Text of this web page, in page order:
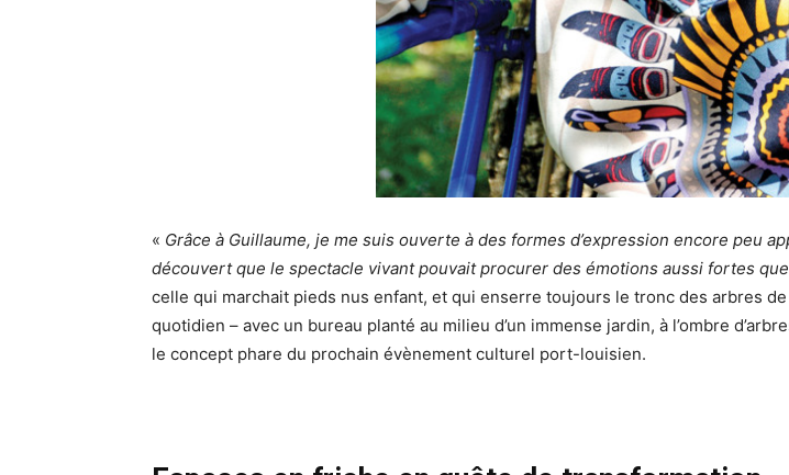
« Grâce à Guillaume, je me suis ouverte à des formes d’expression encore peu
découvert que le spectacle vivant pouvait procurer des émotions aussi fortes
celle qui marchait pieds nus enfant, et qui enserre toujours le tronc des arbres
quotidien – avec un bureau planté au milieu d’un immense jardin, à l’ombre
le concept phare du prochain évènement culturel port-louisien.